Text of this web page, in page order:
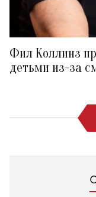
Фил Коллинз
детьми из-за